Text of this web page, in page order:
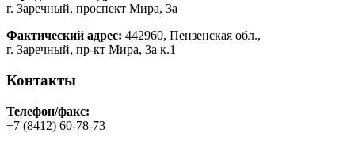
г. Заречный, проспект Мира, 3а
Фактический адрес: 442960, Пензенская обл.,
г. Заречный, пр-кт Мира, 3а к.1
Контакты
Телефон/факс:
+7 (8412) 60-78-73